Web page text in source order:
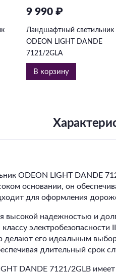
9 990 ₽
Ландшафтный светильник
ODEON LIGHT DANDE
7121/2GLA
В корзину
ODEON LIGHT DANDE
основании, он
для оформления
высокой надежностью и
делают его идеальным
длительный срок
DANDE 7121/2GLB